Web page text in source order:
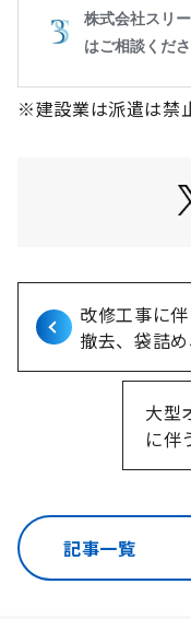
※建設業は派遣は禁
改修工事に
撤去、袋詰
社ニッセイ
大型
に伴
神奈
記事一覧